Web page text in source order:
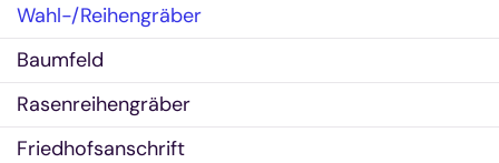
Wahl-/Reihengräber
Baumfeld
Rasenreihengräber
Friedhofsanschrift